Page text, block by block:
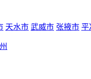
天水市 武威市 张掖市 平